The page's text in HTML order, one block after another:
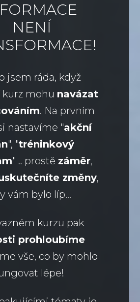
NENÍ
jsem ráda, když
kurz mohu navázat
. Na prvním
nastavíme "akční
", "tréninkový
" .. prostě záměr,
změny,
vám bylo líp...
kurzu pak
prohloubíme
vše, co by mohlo
lépe!